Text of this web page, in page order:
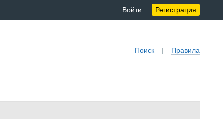
Войти Регистрация
Поиск | Правила